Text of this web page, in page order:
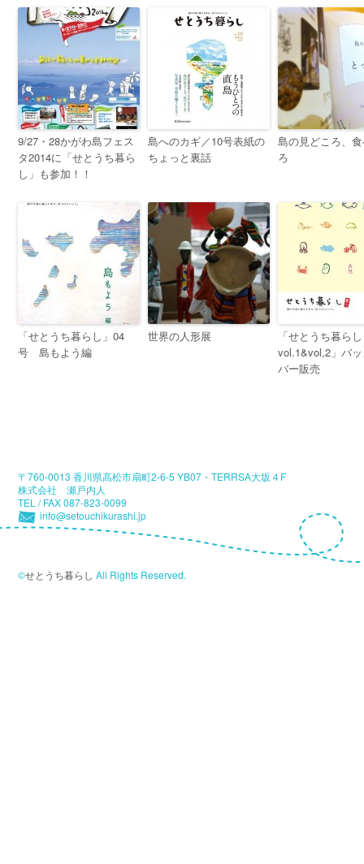
9/27・28かがわ島フェス
タ2014に「せとうち暮ら
し」も参加！！
島へのカギ／10号表紙の
ちょっと裏話
島の見どころ、
ろ
「せとうち暮らし」04
号 島もよう編
世界の人形展
「せとうち暮らし
vol.1&vol,2」バ
バー販売
〒760-0013 香川県高松市扇町2-6-5 YB07・TERRSA大坂４F
株式会社 瀬戸内人
TEL / FAX 087-823-0099
info@setouchikurashi.jp
©せとうち暮らし All Rights Reserved.